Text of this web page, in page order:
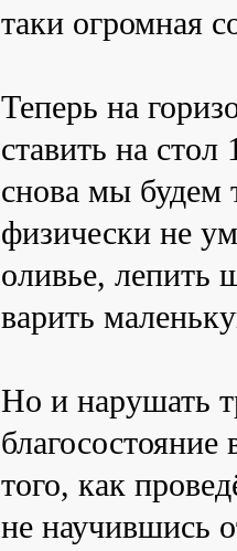
таки огромная
Теперь на
ставить на
снова мы будем
физически не
оливье, лепить
варить
Но и нарушать
того, как
не научившись